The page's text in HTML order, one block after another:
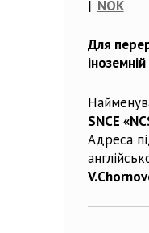
| NOK
Для
SNCE
Адреса